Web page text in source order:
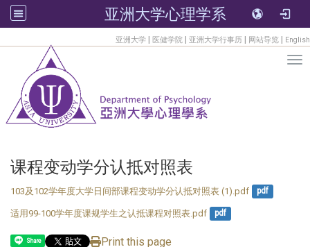
亚洲大学心理学系
亚洲大学 | 医健学院 | 亚洲大学行事历 | 网站导览 | English
课程变动学分认抵对照表
103及102学年度大学日间部课程变动学分认抵对照表 (1).pdf pdf
适用99-100学年度课规学生之认抵课程对照表.pdf pdf
Share Print this page